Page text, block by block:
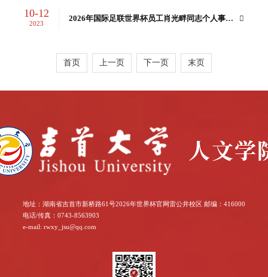
10-12
2023
2026年国际足联世界杯员工肖光畔同志个人事迹
首页 上一页 下一页 末页
地址：湖南省吉首市新桥路61号2026年世界杯官网雷公井校区 邮编：416000
电话/传真：0743-8563903
e-mail: rwxy_jsu@qq.com